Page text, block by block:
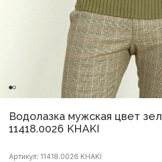
Водолазка мужская цвет
11418.0026 KHAKI
Артикул: 11418.0026 KHAKI